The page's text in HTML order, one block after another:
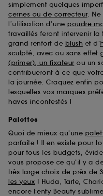
simplement quelques
cernes ou de correcteur. Ne
l’utilisation d’une poudre
travaillés feront intervenir la
grand renfort de blush et d’
sculpté, avec ou sans effet
(primer), un fixateur ou un
contribueront à ce que
la journée. Craquez enfin
lesquelles vos marques
haves incontestés !
Palettes
Quoi de mieux qu’une
parfaite ! Il en existe pour
pour tous les budgets,
vous propose ce qu’il y a
très large choix de près de
les yeux ! Huda, Tarte,
encore Fenty Beauty